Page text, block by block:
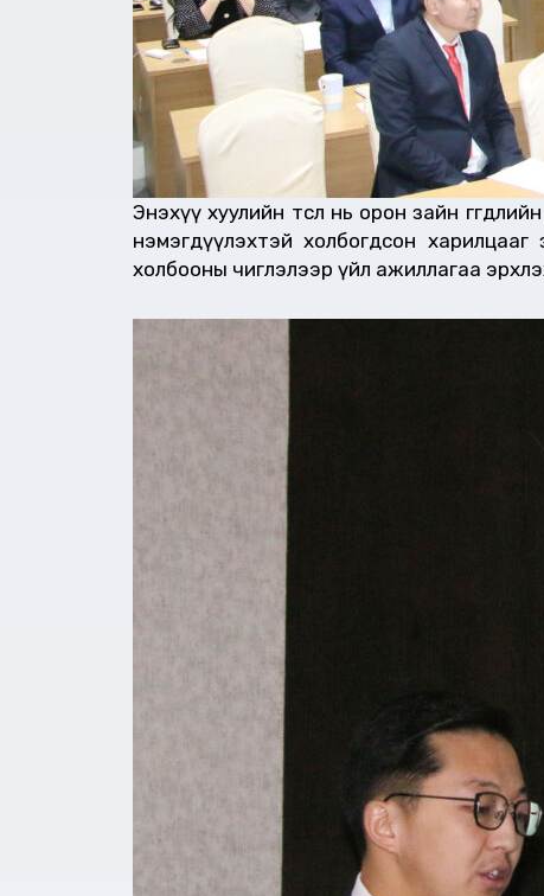
Энэхүү хуулийн төсөл нь орон зайн
нэмэгдүүлэхтэй холбогдсон харилцааг
холбооны чиглэлээр үйл ажиллагаа